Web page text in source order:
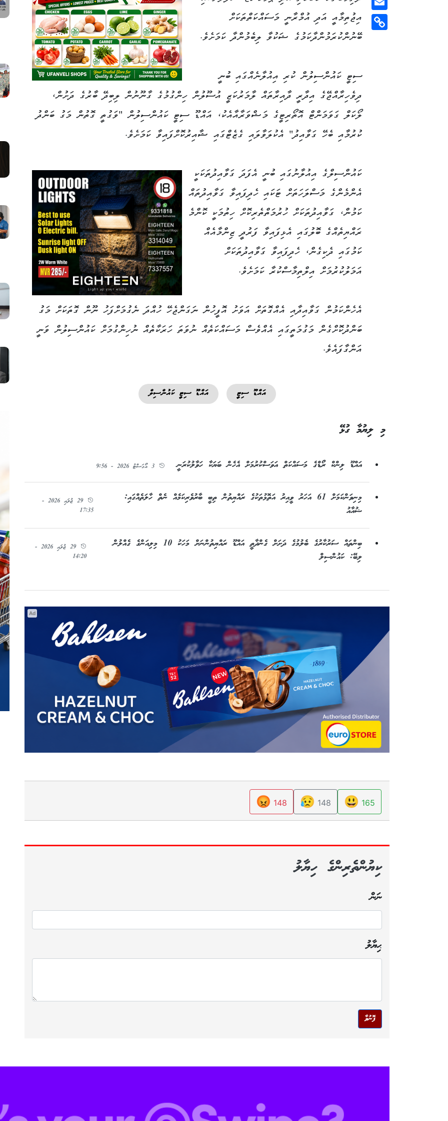
Email
Copy
އިޖުތިމާއީ އަދި އުމްރާނީ މަސައްކަތްތަކަށް
ބޭނުންކުރަމުންދާކަމުގެ ޝަކުވާ ލިބެމުންދާ ކަމަށެވެ.
ސިޓީ ކައުންސިލުން ކުރި އިއުލާނެއްގައި ބުނީ
ދިވެހިރާއްޖޭގެ އިދާރީ ދާއިރާތައް ލާމަރުކަޒީ އުސޫލުން ހިންގުމުގެ ގާނޫނުން ލިބިދޭ ބާރުގެ ދަށުން،
ލޯކަލް ގަވަމަންޓް އޮތޯރިޓީގެ މަޝްވަރާއާއެކު، އައްޑޫ ސިޓީ ކައުންސިލުން "ވަގުތީ ގޮތުން މަގު ބަންދު
ކުރުމާއި ބެހޭ ގަވާއިދު" އެކުލަވާލައި ގެޒެޓްގައި ޝާއިރުކޮށްފައިވާ ކަމަށެވެ.
ކައުންސިލްގެ އިއުލާނުގައި ބުނީ އެފަދަ ގަވާއިދުތަކަކީ
އެންމެންގެ މަސްލަހަތަށް ޓަކައި ހެދިފައިވާ ގަވާއިދުތައް
ކަމުން، ގަވާއިދުތަކަށް ހުރުމަތްތެރިކޮށް ހިތުމަކީ ކޮންމެ
ރައްޔިތެއްގެ ބޮލުގައި އެޅިފައިވާ ފަރުދީ ޒިންމާއެއް
ކަމުގައި ދެކިގެން، ހެދިފައިވާ ގަވާއިދުތަކަށް
އަމަލުކުރުމަށް އިލްތިމާސްކުރާ ކަމަށެވެ.
އެހެންކަމުން ގަވާއިދާއި އެއްގޮތަށް އަވަށު އޮފީހުން ނަގަންޖެހޭ ހުއްދަ ނެގުމަށްފަހު ނޫން ގޮތަކަށް މަގު
ބަންދުކޮށްގެން މަގުމަތީގައި އެއްވެސް މަސައްކަތެއް ނުވަތަ ހަރަކާތެއް ނުހިންގުމަށް ކައުންސިލުން ވަނީ
އަންގާފައެވެ.
އައްޑޫ ސިޓީ އައްޑޫ ސިޓީ ކައުންސިލް
މި ލިޔުމާ ގުޅޭ
އައްޑޫ ލިންކް ރޯޑްގެ މަސައްކަތް އަވަސްކުރުމަށް އެހެން ބަޔަކާ ހަވާލުކުރަނީ
މިނިވަންކަމަށް 61 އަހަރު ވީއިރު އަތޮޅުތަކުގެ ރައްޔިތުން ތިބީ ބާރުވެރިކަމެއް ނެތް ހާލަތެއްގައި:
ޝުއާއު
29 ޖުލައި 2026 -
17:35
ބިންތައް ސަރުކާރުގެ ބެލުމުގެ ދަށަށް ގެންދާތީ އައްޑޫ ރައްޔިތުންނަށް މަހަކު 10 މިލިއަންގެ ގެއްލުން
ލިބޭ: ކައުންސިލް
29 ޖުލައި 2026 -
14:20
Ad
165
😃
148
😥
148
😡
ކިޔުންތެރިންގެ ހިޔާލު
ނަން
ޙިޔާލު
ފޮނުވާ